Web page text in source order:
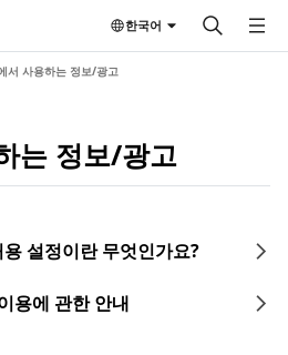
한국어
서 사용하는 정보/광고
는 정보/광고
설정이란 무엇인가요?
용에 관한 안내